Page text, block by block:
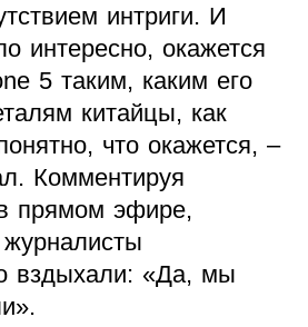
интриги. И
интересно, окажется
5 таким, каким его
китайцы, как
что окажется, –
Комментируя
прямом эфире,
вздыхали: «Да, мы